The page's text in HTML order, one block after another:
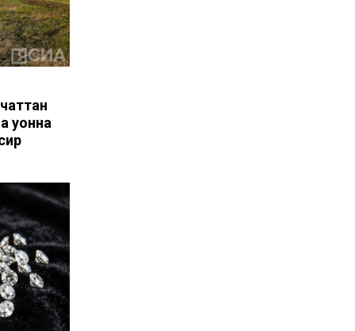
уонна